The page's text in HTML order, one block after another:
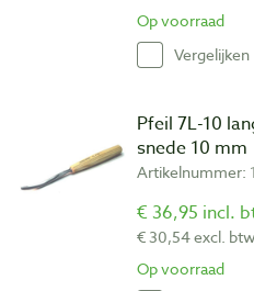
Op voorraad
Vergelijken
Pfeil 7L-10
snede 10 mm
Artikelnummer:
€ 36,95 incl.
€ 30,54 excl. btw
Op voorraad